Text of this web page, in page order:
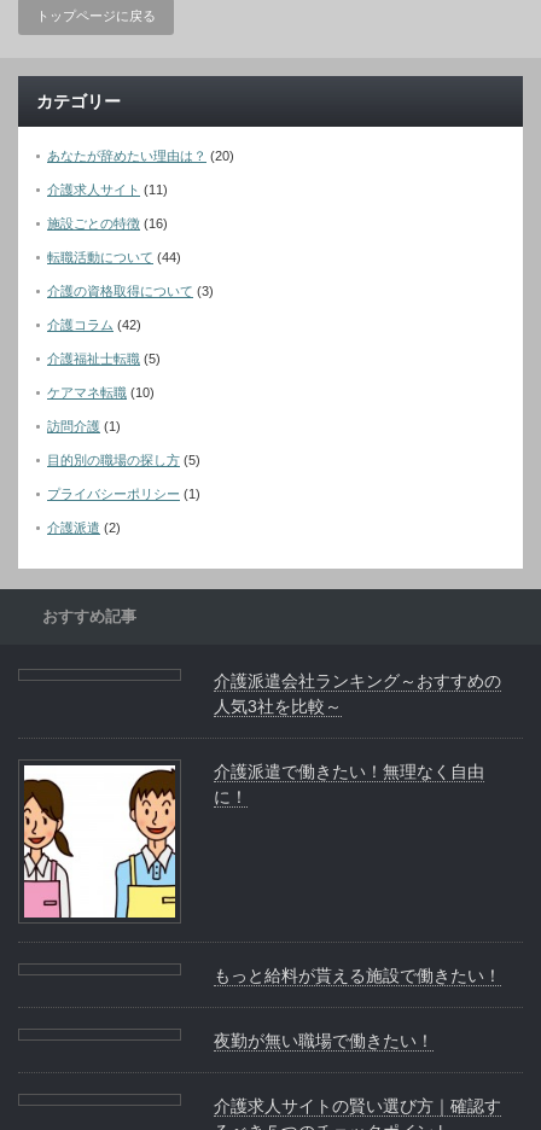
トップページに戻る
カテゴリー
あなたが辞めたい理由は？ (20)
介護求人サイト (11)
施設ごとの特徴 (16)
転職活動について (44)
介護の資格取得について (3)
介護コラム (42)
介護福祉士転職 (5)
ケアマネ転職 (10)
訪問介護 (1)
目的別の職場の探し方 (5)
プライバシーポリシー (1)
介護派遣 (2)
おすすめ記事
介護派遣会社ランキング～おすすめの
人気3社を比較～
介護派遣で働きたい！無理なく自由
に！
もっと給料が貰える施設で働きたい！
夜勤が無い職場で働きたい！
介護求人サイトの賢い選び方｜確認す